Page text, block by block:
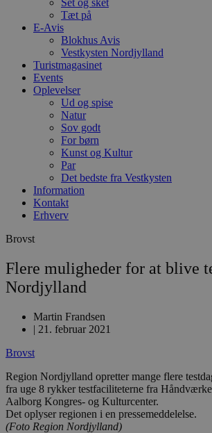
Set og sket
Tæt på
E-Avis
Blokhus Avis
Vestkysten Nordjylland
Turistmagasinet
Events
Oplevelser
Ud og spise
Natur
Sov godt
For børn
Kunst og Kultur
Par
Det bedste fra Vestkysten
Information
Kontakt
Erhverv
Brovst
Flere muligheder for at blive
Nordjylland
Martin Frandsen
| 21. februar 2021
Brovst
Region Nordjylland opretter mange flere
fra uge 8 rykker testfaciliteterne fra
Aalborg Kongres- og Kulturcenter.
Det oplyser regionen i en pressemeddelelse.
(Foto Region Nordjylland)